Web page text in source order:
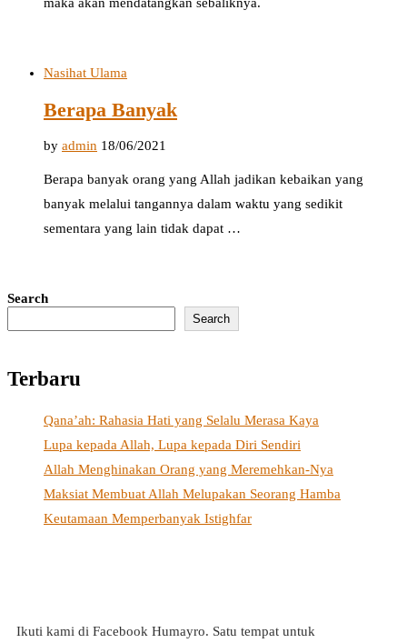
Nasihat Ulama
Berapa Banyak
by admin 18/06/2021
Berapa banyak orang yang Allah jadikan kebaikan yang
banyak melalui tangannya dalam waktu yang sedikit
sementara yang lain tidak dapat …
Search
Search
Terbaru
Qana’ah: Rahasia Hati yang Selalu Merasa Kaya
Lupa kepada Allah, Lupa kepada Diri Sendiri
Allah Menghinakan Orang yang Meremehkan-Nya
Maksiat Membuat Allah Melupakan Seorang Hamba
Keutamaan Memperbanyak Istighfar
Ikuti kami di Facebook Humayro. Satu tempat untuk